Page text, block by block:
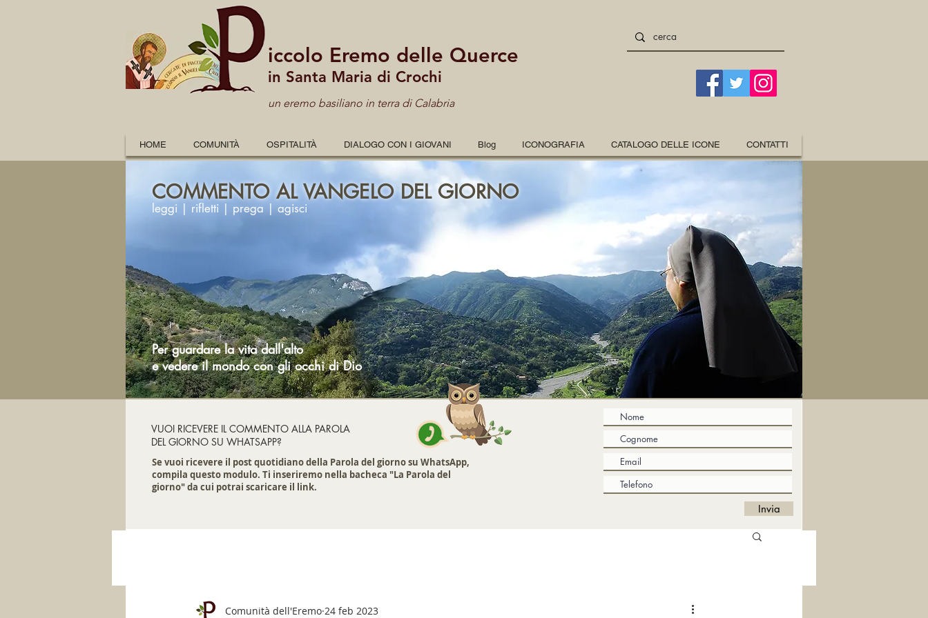
iccolo Eremo delle Querce
in Santa Maria di Crochi
un eremo basiliano in terra di Calabria
HOME COMUNITÀ OSPITALITÀ DIALOGO CON I GIOVANI Blog ICONOGRAFIA CATALOGO DELLE ICONE CONTATTI
Per guardare la vita dall'alto
e vedere il mondo con gli occhi di Dio
COMMENTO AL VANGELO DEL GIORNO
leggi | rifletti | prega | agisci
VUOI RICEVERE IL COMMENTO ALLA PAROLA
DEL GIORNO SU WHATSAPP?
Se vuoi ricevere il post quotidiano della Parola del giorno su WhatsApp,
compila questo modulo. Ti inseriremo nella bacheca "La Parola del
giorno" da cui potrai scaricare il link.
Invia
Comunità dell'Eremo 24 feb 2023